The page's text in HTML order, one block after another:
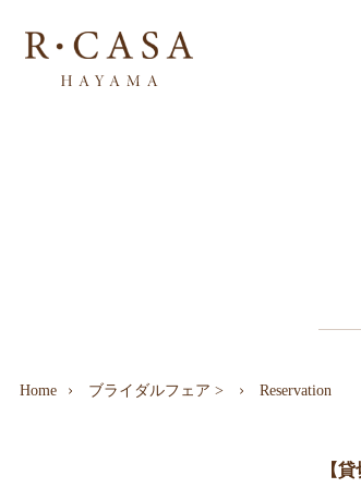
Home ブライダルフェア > Reservation